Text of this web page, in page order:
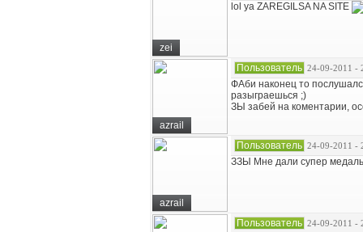
zei
lol ya ZAREGILSA NA SITE
azrail
Пользователь 24-09-2011 -
ФАби наконец то
разыграешься ;)
ЗЫ забей на коментарии,
azrail
Пользователь 24-09-2011 -
ЗЗЫ Мне дали супер
Пользователь 24-09-2011 -